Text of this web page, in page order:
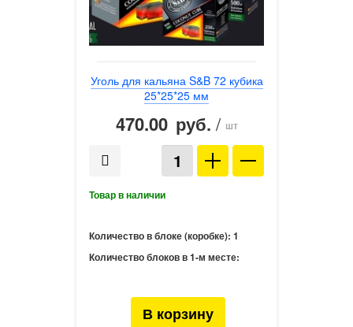
Уголь для кальяна S&B 72 кубика
25*25*25 мм
470.00 руб. / шт
Количество в блоке (коробке): 1
Количество блоков в 1-м месте: